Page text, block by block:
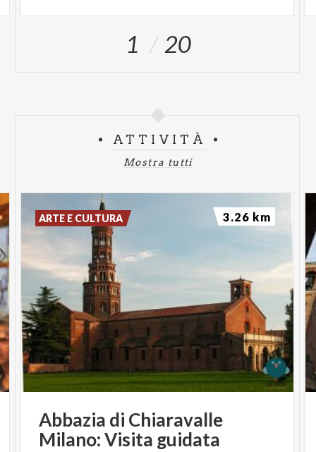
1 20
ATTIVITÀ
Mostra tutti
Abbazia di Chiaravalle
Milano:Visita guidata
ARTE E CULTURA 3.26 km